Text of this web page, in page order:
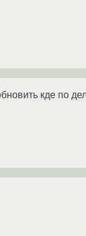
кде по